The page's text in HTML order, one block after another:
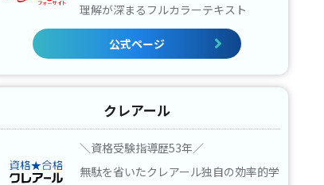
理解が深まるフルカラーテキスト
公式ページ
クレアール
＼資格受験指導歴53年／
無駄を省いたクレアール独自の効率的学